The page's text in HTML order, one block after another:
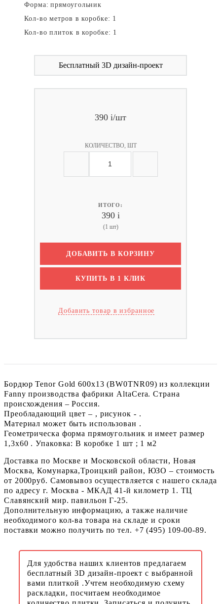
Форма: прямоугольник
Кол-во метров в коробке: 1
Кол-во плиток в коробке: 1
Бесплатный 3D дизайн-проект
390 i/шт
КОЛИЧЕСТВО, ШТ
ИТОГО:
390 i
(1 шт)
ДОБАВИТЬ В КОРЗИНУ
КУПИТЬ В 1 КЛИК
Добавить товар в избранное
Бордюр Tenor Gold 600x13 (BW0TNR09) из коллекции
Fanny производства фабрики AltaCera. Страна
происхождения – Россия.
Преобладающий цвет – , рисунок - .
Материал может быть использован .
Геометрическа форма прямоугольник и имеет размер
1,3x60 . Упаковка: В коробке 1 шт ; 1 м2
Доставка по Москве и Московской области, Новая
Москва, Комунарка,Троицкий район, ЮЗО – стоимость
от 2000руб. Самовывоз осуществляется с нашего склада
по адресу г. Москва - МКАД 41-й километр 1. ТЦ
Славянский мир. павильон Г-25.
Дополнительную информацию, а также наличие
необходимого кол-ва товара на складе и сроки
поставки можно получить по тел. +7 (495) 109-00-89.
Для удобства наших клиентов предлагаем
бесплатный 3D дизайн-проект с выбранной
вами плиткой .Учтем необходимую схему
раскладки, посчитаем необходимое